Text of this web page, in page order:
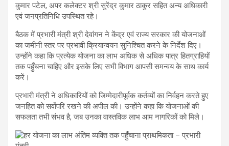
कुमार पटेल, अपर कलेक्टर श्री सुरेंद्र कुमार ठाकुर सहित अन्य अधिकारी
एवं जनप्रतिनिधि उपस्थित रहे।
बैठक में प्रभारी मंत्री श्री देवांगन ने केंद्र एवं राज्य सरकार की योजनाओं
का जमीनी स्तर पर प्रभावी क्रियान्वयन सुनिश्चित करने के निर्देश दिए।
उन्होंने कहा कि प्रत्येक योजना का लाभ अधिक से अधिक पात्र हितग्राहियों
तक पहुँचना चाहिए और इसके लिए सभी विभाग आपसी समन्वय के साथ कार्य
करें।
प्रभारी मंत्री ने अधिकारियों को जिम्मेदारीपूर्वक कर्तव्यों का निर्वहन करते हुए
जनहित को सर्वोपरि रखने की अपील की। उन्होंने कहा कि योजनाओं की
सफलता तभी संभव है, जब उनका वास्तविक लाभ आम नागरिकों को मिले।